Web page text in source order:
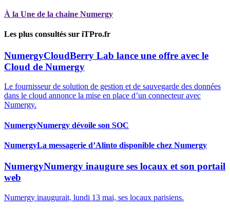
À la Une de la chaine Numergy
Les plus consultés sur iTPro.fr
NumergyCloudBerry Lab lance une offre avec le
Cloud de Numergy
Le fournisseur de solution de gestion et de sauvegarde des données
dans le cloud annonce la mise en place d’un connecteur avec
Numergy.
NumergyNumergy dévoile son SOC
NumergyLa messagerie d’Alinto disponible chez Numergy
NumergyNumergy inaugure ses locaux et son portail
web
Numergy inaugurait, lundi 13 mai, ses locaux parisiens.